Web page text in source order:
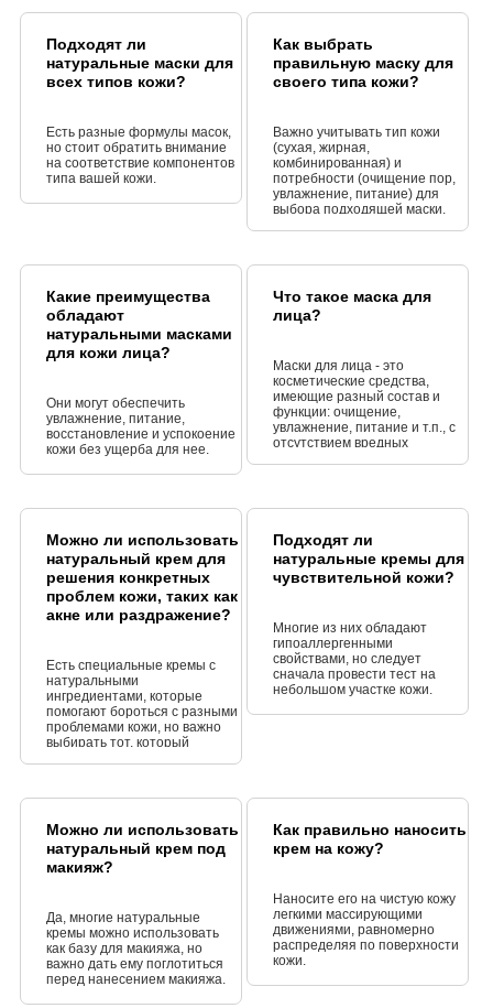
Подходят ли
натуральные маски для
всех типов кожи?
Есть разные формулы масок,
но стоит обратить внимание
на соответствие компонентов
типа вашей кожи.
Как выбрать
правильную маску для
своего типа кожи?
Важно учитывать тип кожи
(сухая, жирная,
комбинированная) и
потребности (очищение пор,
увлажнение, питание) для
выбора подходящей маски.
Какие преимущества
обладают
натуральными масками
для кожи лица?
Они могут обеспечить
увлажнение, питание,
восстановление и успокоение
кожи без ущерба для нее.
Что такое маска для
лица?
Маски для лица - это
косметические средства,
имеющие разный состав и
функции: очищение,
увлажнение, питание и т.п., с
отсутствием вредных
Можно ли использовать
натуральный крем для
решения конкретных
проблем кожи, таких как
акне или раздражение?
Есть специальные кремы с
натуральными
ингредиентами, которые
помогают бороться с разными
проблемами кожи, но важно
выбирать тот, который
Подходят ли
натуральные кремы для
чувствительной кожи?
Многие из них обладают
гипоаллергенными
свойствами, но следует
сначала провести тест на
небольшом участке кожи.
Можно ли использовать
натуральный крем под
макияж?
Да, многие натуральные
кремы можно использовать
как базу для макияжа, но
важно дать ему поглотиться
перед нанесением макияжа.
Как правильно наносить
крем на кожу?
Наносите его на чистую кожу
легкими массирующими
движениями, равномерно
распределяя по поверхности
кожи.